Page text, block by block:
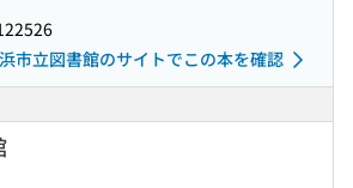
市立図書館のサイトでこの本を確認